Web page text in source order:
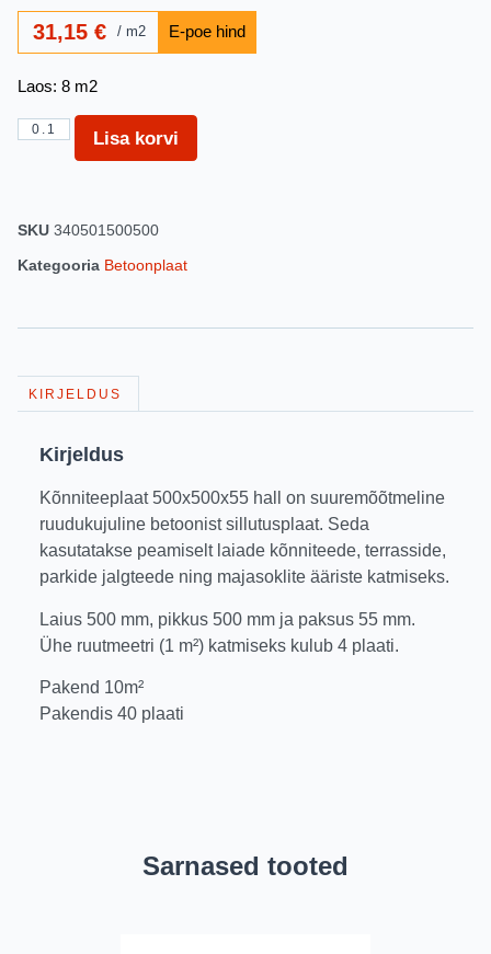
31,15€ m2
Laos: 8 m2
Lisa korvi
SKU 340501500500
Kategooria Betoonplaat
KIRJELDUS
Kirjeldus
Kõnniteeplaat 500x500x55 hall on suuremõõtmeline
ruudukujuline betoonist sillutusplaat. Seda
kasutatakse peamiselt laiade kõnniteede, terrasside,
parkide jalgteede ning majasoklite ääriste katmiseks.
Laius 500 mm, pikkus 500 mm ja paksus 55 mm.
Ühe ruutmeetri (1 m²) katmiseks kulub 4 plaati.
Pakend 10m²
Pakendis 40 plaati
Sarnased tooted